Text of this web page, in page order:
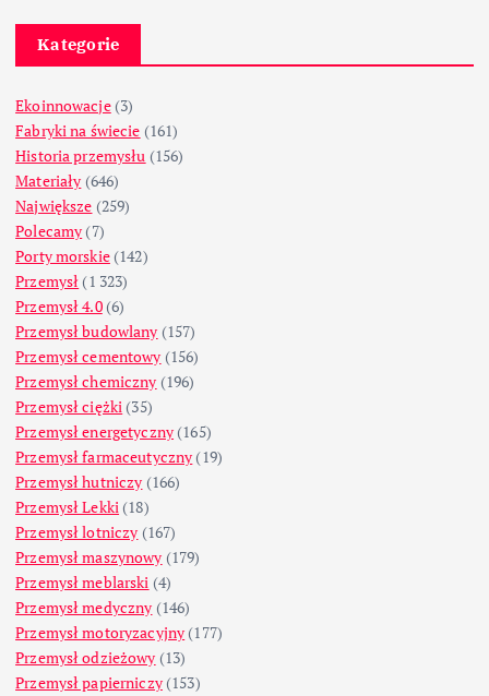
Kategorie
Ekoinnowacje(3)
Fabryki na świecie (161)
Historia przemysłu (156)
Materiały (646)
Największe (259)
Polecamy (7)
Porty morskie(142)
Przemysł (1 323)
Przemysł 4.0(6)
Przemysł budowlany (157)
Przemysł cementowy (156)
Przemysł chemiczny (196)
Przemysł ciężki (35)
Przemysł energetyczny (165)
Przemysł farmaceutyczny (19)
Przemysł hutniczy (166)
Przemysł Lekki (18)
Przemysł lotniczy (167)
Przemysł maszynowy (179)
Przemysł meblarski (4)
Przemysł medyczny (146)
Przemysł motoryzacyjny (177)
Przemysł odzieżowy (13)
Przemysł papierniczy(153)